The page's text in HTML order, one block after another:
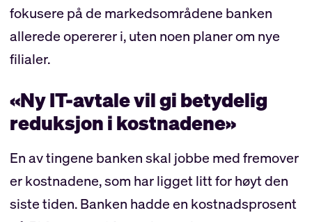
fokusere på de markedsområdene banken
allerede opererer i, uten noen planer om nye
filialer.
«Ny IT-avtale vil gi betydelig
reduksjon i kostnadene»
En av tingene banken skal jobbe med fremover
er kostnadene, som har ligget litt for høyt den
siste tiden. Banken hadde en kostnadsprosent